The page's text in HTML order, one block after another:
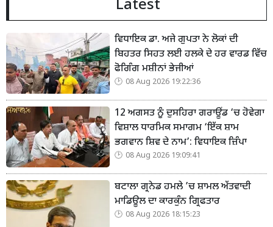
Latest
ਵਿਧਾਇਕ ਡਾ. ਅਜੇ ਗੁਪਤਾ ਨੇ ਲੋਕਾਂ ਦੀ
ਬਿਹਤਰ ਸਿਹਤ ਲਈ ਹਲਕੇ ਦੇ ਹਰ ਵਾਰਡ ਵਿੱਚ
ਫੋਗਿੰਗ ਮਸ਼ੀਨਾਂ ਭੇਜੀਆਂ
08 Aug 2026 19:22:36
12 ਅਗਸਤ ਨੂੰ ਦੁਸਹਿਰਾ ਗਰਾਊਂਡ ‘ਚ ਹੋਵੇਗਾ
ਵਿਸ਼ਾਲ ਧਾਰਮਿਕ ਸਮਾਗਮ ‘ਇੱਕ ਸ਼ਾਮ
ਭਗਵਾਨ ਸ਼ਿਵ ਦੇ ਨਾਮ’: ਵਿਧਾਇਕ ਜ਼ਿੰਪਾ
08 Aug 2026 19:09:41
ਬਟਾਲਾ ਗ੍ਰਨੇਡ ਹਮਲੇ ’ਚ ਸ਼ਾਮਲ ਅੱਤਵਾਦੀ
ਮਾਡਿਊਲ ਦਾ ਕਾਰਕੁੰਨ ਗ੍ਰਿਫਤਾਰ
08 Aug 2026 18:15:23